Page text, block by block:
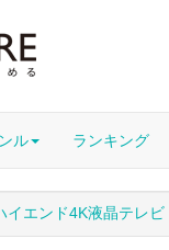
ル ランキング
イエンド4K液晶テレビ